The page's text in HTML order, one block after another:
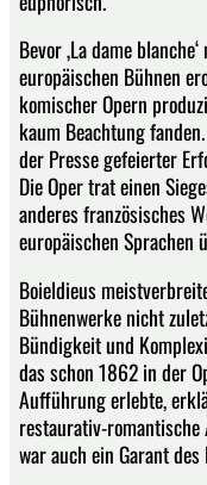
Bevor ‚La dame
europäischen Bühnen
komischer Opern
kaum Beachtung
der Presse gefeierter
Die Oper trat einen
anderes französisches
europäischen Sprachen
Boieldieus
Bühnenwerke nicht
Bündigkeit und
das schon 1862 in der
Aufführung erlebte,
restaurativ-
war auch ein Garant des